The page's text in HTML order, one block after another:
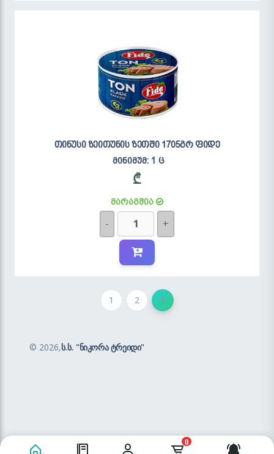
თინუსი ზეითუნის ზეთში 1705გრ ფიდე
მინიმუმ: 1 ც
₾
მარაგშია
- +
1 2 3
© 2026,ს.ს. "ნიკორა ტრეიდი"
0